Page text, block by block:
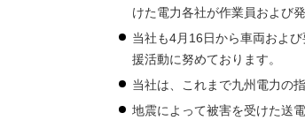
けた電力各社が作業員および
当社も4月16日から車両およ
援活動に努めております。
当社は、これまで九州電力の
地震によって被害を受けた送